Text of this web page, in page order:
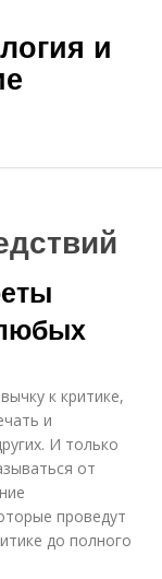
и
к критике,
и
И только
от
проведут
до полного